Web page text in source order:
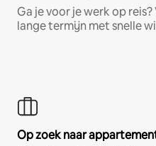
Ga je voor je werk op
lange termijn met snelle
Op zoek naar